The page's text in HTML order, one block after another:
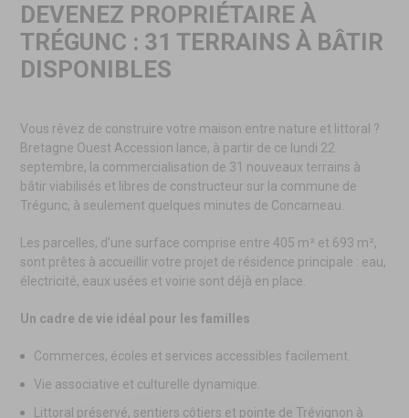
DEVENEZ PROPRIÉTAIRE À
TRÉGUNC : 31 TERRAINS À BÂTIR
DISPONIBLES
Vous rêvez de construire votre maison entre nature et littoral ?
Bretagne Ouest Accession lance, à partir de ce lundi 22
septembre, la commercialisation de 31 nouveaux terrains à
bâtir viabilisés et libres de constructeur sur la commune de
Trégunc, à seulement quelques minutes de Concarneau.
Les parcelles, d’une surface comprise entre 405 m² et 693 m²,
sont prêtes à accueillir votre projet de résidence principale : eau,
électricité, eaux usées et voirie sont déjà en place.
Un cadre de vie idéal pour les familles
Commerces, écoles et services accessibles facilement.
Vie associative et culturelle dynamique.
Littoral préservé, sentiers côtiers et pointe de Trévignon à